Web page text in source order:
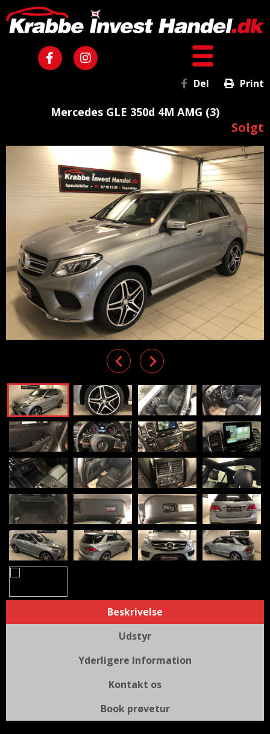
Del Print
Mercedes GLE 350d 4M AMG (3)
Solgt
Previous
Next
Beskrivelse
Udstyr
Yderligere Information
Kontakt os
Book prøvetur